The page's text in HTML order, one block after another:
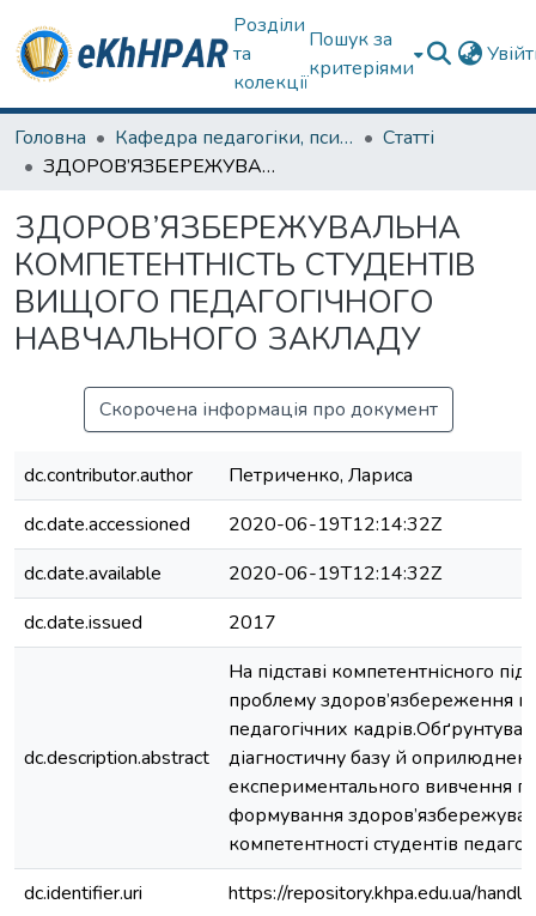
Розділи
та
колекції
Пошук за
критеріями
Головна Кафедра педагогіки, психології, початкової освіти та освітнього менеджменту
Статті
ЗДОРОВ’ЯЗБЕРЕЖУВАЛЬНА КОМПЕТЕНТНІСТЬ СТУДЕНТІВ ВИЩOГО ПEДAГOГIЧНOГО НAВЧAЛЬНOГО ЗAКЛAДУ
ЗДОРОВ’ЯЗБЕРЕЖУВАЛЬНА
КОМПЕТЕНТНІСТЬ СТУДЕНТІВ
ВИЩOГО ПEДAГOГIЧНOГО
НAВЧAЛЬНOГО ЗAКЛAДУ
Скорочена інформація про документ
dc.contributor.author
Петриченко, Лариса
dc.date.accessioned
2020-06-19T12:14:32Z
dc.date.available
2020-06-19T12:14:32Z
dc.date.issued
2017
dc.description.abstract
На підставі компетентнісного
проблему здоров’язбереження
педагогічних
діагностичну базу й
експериментального вивчення
формування
компетентності студентів
dc.identifier.uri
https://repository.khpa.edu.ua/